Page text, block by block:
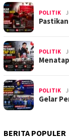
POLITIK
POLITIK
POLITIK
Gelar
BERITA POPULER